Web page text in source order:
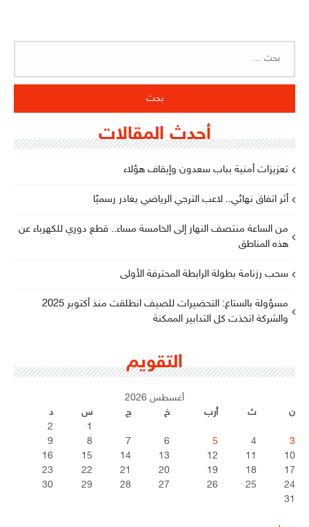
أحدث المقالات
تعزيزات أمنية بباب سعدون وإيقاف هؤلاء
أثر اتفاق نهائي.. لاعب الترجي الرياضي يغادر رسميًا
من الساعة منتصف النهار إلى الخامسة مساء.. قطع دوري للكهرباء عن
هذه المناطق
سحب رزنامة بطولة الرابطة المحترفة الأولى
مسؤولة بالستاغ: التحضيرات للصيف انطلقت منذ أكتوبر 2025
والشركة اتخذت كل التدابير الممكنة
التقويم
أغسطس 2026
ن
ث أرب خ ج س
د
1
2
3
4
5
6
7
8
9
10
11
12
13
14
15
16
17
18
19
20
21
22
23
24
25
26
27
28
29
30
31